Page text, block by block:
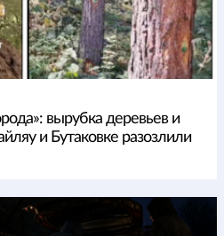
вырубка деревьев и
и Бутаковке разозлили